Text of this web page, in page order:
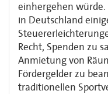
einhergehen
in Deutschland
Recht, Spenden zu
Anmietung von
Fördergelder zu
traditionellen